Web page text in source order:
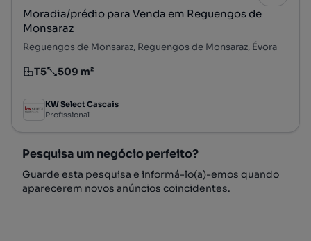
Moradia/prédio para Venda em Reguengos de
Monsaraz
Reguengos de Monsaraz, Reguengos de Monsaraz, Évora
Tipologia
T5
Preço por metro quadrado
509 m²
KW Select Cascais
Profissional
Pesquisa um negócio perfeito?
Guarde esta pesquisa e informá-lo(a)-emos quando
aparecerem novos anúncios coincidentes.